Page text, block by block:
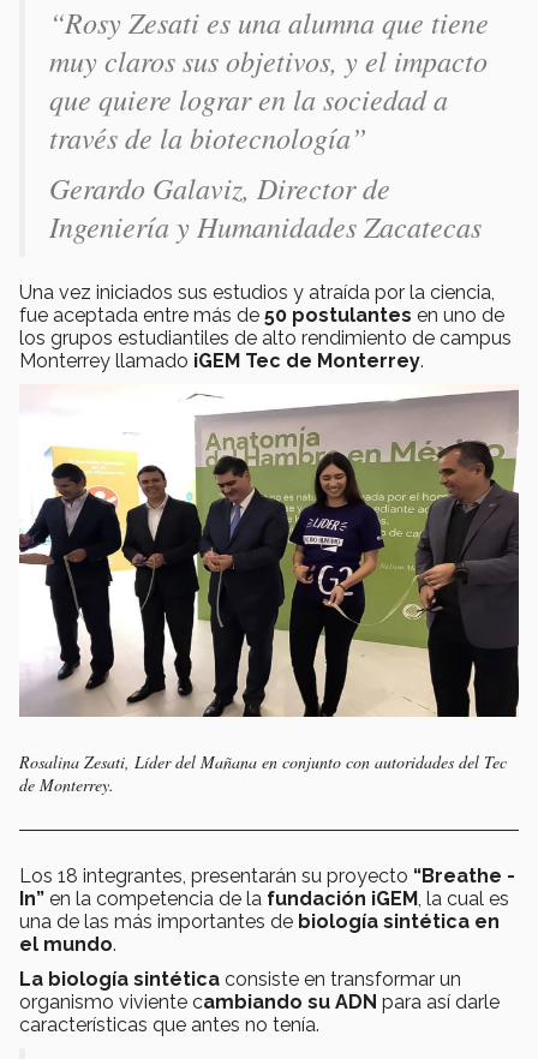
“Rosy Zesati es una alumna que tiene
muy claros sus objetivos, y el impacto
que quiere lograr en la sociedad a
través de la biotecnología”
Gerardo Galaviz, Director de
Ingeniería y Humanidades Zacatecas
Una vez iniciados sus estudios y atraída por la ciencia,
fue aceptada entre más de 50 postulantes en uno de
los grupos estudiantiles de alto rendimiento de campus
Monterrey llamado iGEM Tec de Monterrey.
Rosalina Zesati, Líder del Mañana en conjunto con autoridades del Tec
de Monterrey.
Los 18 integrantes, presentarán su proyecto “Breathe -
In” en la competencia de la fundación iGEM, la cual es
una de las más importantes de biología sintética en
el mundo.
La biología sintética consiste en transformar un
organismo viviente cambiando su ADN para así darle
características que antes no tenía.